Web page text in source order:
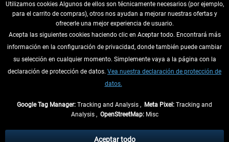
DESISTIR DEL CONTRATO
INFORMACIÓN
tasas de recepción si no se describe lo contrario
Utilizamos cookies Algunos de ellos son técnicamente necesarios (por ejemplo,
para el carrito de compras), otros nos ayudan a mejorar nuestras ofertas y
ofrecerle una mejor experiencia de usuario.
Acepta las siguientes cookies haciendo clic en Aceptar todo. Encontrará más
información en la configuración de privacidad, donde también puede cambiar
su selección en cualquier momento. Simplemente vaya a la página con la
declaración de protección de datos. Vea nuestra declaración de protección de
datos.
Google Tag Manager: Tracking and Analysis , Meta Pixel: Tracking and
Analysis , OpenStreetMap:Misc
Aceptar todo